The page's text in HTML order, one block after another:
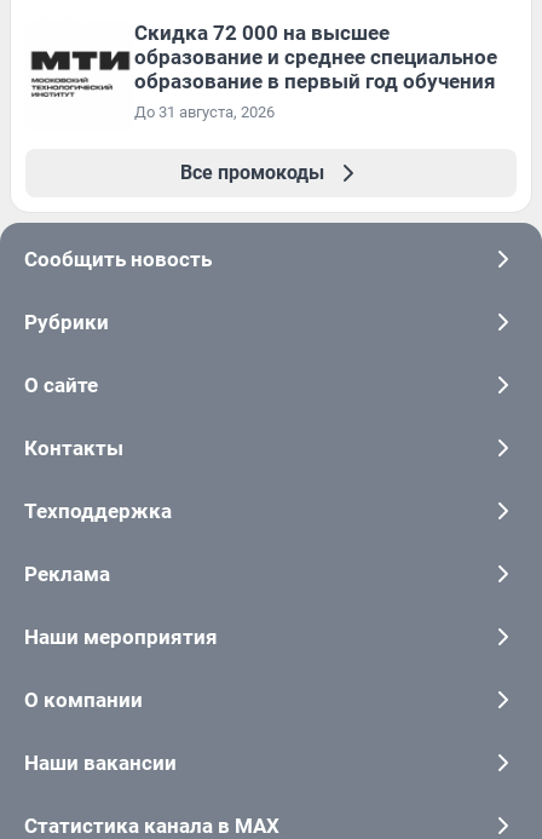
Скидка 72 000 на высшее
образование и среднее специальное
образование в первый год обучения
До 31 августа, 2026
Все промокоды
Сообщить новость
Рубрики
О сайте
Контакты
Техподдержка
Реклама
Наши мероприятия
О компании
Наши вакансии
Статистика канала в MAX